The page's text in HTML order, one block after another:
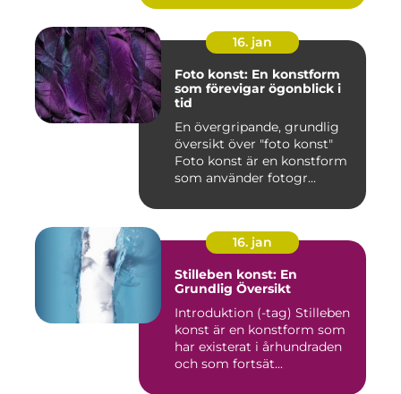
16. jan
Foto konst: En konstform
som förevigar ögonblick i
tid
En övergripande, grundlig
översikt över "foto konst"
Foto konst är en konstform
som använder fotogr...
16. jan
Stilleben konst: En
Grundlig Översikt
Introduktion (-tag) Stilleben
konst är en konstform som
har existerat i århundraden
och som fortsät...